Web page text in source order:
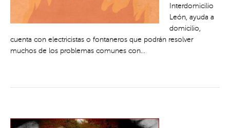
Interdomicilio
León, ayuda a
domicilio,
cuenta con electricistas o fontaneros que podrán resolver
muchos de los problemas comunes con...